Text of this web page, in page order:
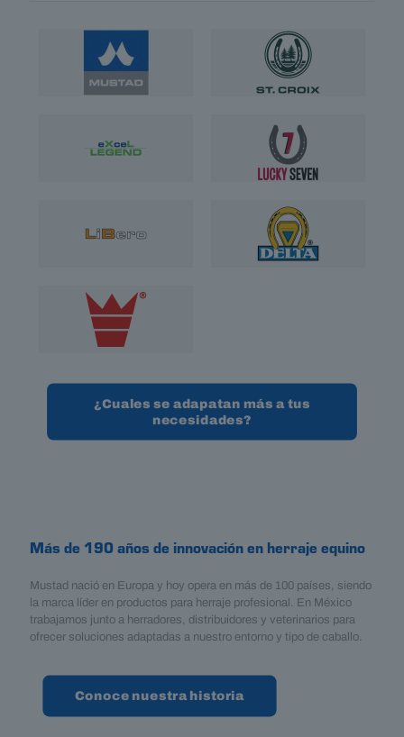
¿Cuales se adapatan más a tus
necesidades?
Más de 190 años de innovación en herraje equino
Mustad nació en Europa y hoy opera en más de 100 países, siendo
la marca líder en productos para herraje profesional. En México
trabajamos junto a herradores, distribuidores y veterinarios para
ofrecer soluciones adaptadas a nuestro entorno y tipo de caballo.
Conoce nuestra historia